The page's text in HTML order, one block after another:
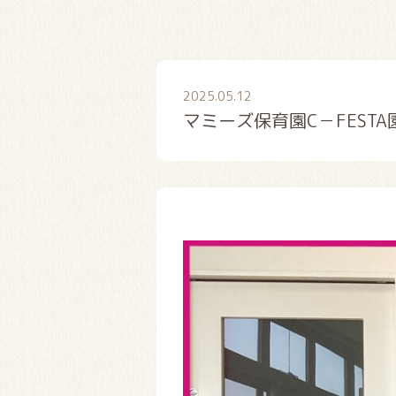
2025.05.12
マミーズ保育園C－FESTA